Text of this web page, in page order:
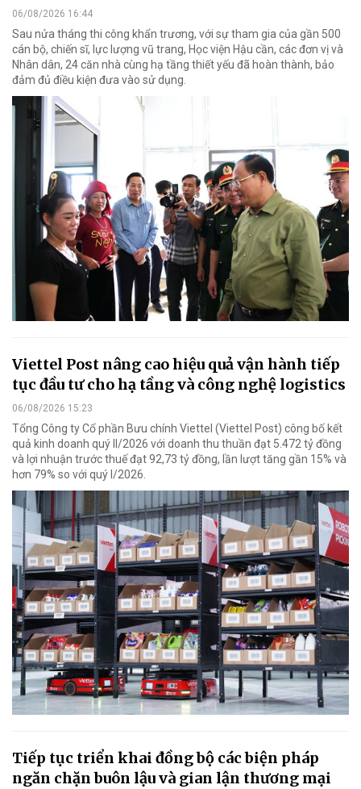
06/08/2026 16:44
Sau nửa tháng thi công khẩn trương, với sự tham gia của gần 500
cán bộ, chiến sĩ, lực lượng vũ trang, Học viện Hậu cần, các đơn vị và
Nhân dân, 24 căn nhà cùng hạ tầng thiết yếu đã hoàn thành, bảo
đảm đủ điều kiện đưa vào sử dụng.
Viettel Post nâng cao hiệu quả vận hành tiếp
tục đầu tư cho hạ tầng và công nghệ logistics
06/08/2026 15:23
Tổng Công ty Cổ phần Bưu chính Viettel (Viettel Post) công bố kết
quả kinh doanh quý II/2026 với doanh thu thuần đạt 5.472 tỷ đồng
và lợi nhuận trước thuế đạt 92,73 tỷ đồng, lần lượt tăng gần 15% và
hơn 79% so với quý I/2026.
Tiếp tục triển khai đồng bộ các biện pháp
ngăn chặn buôn lậu và gian lận thương mại